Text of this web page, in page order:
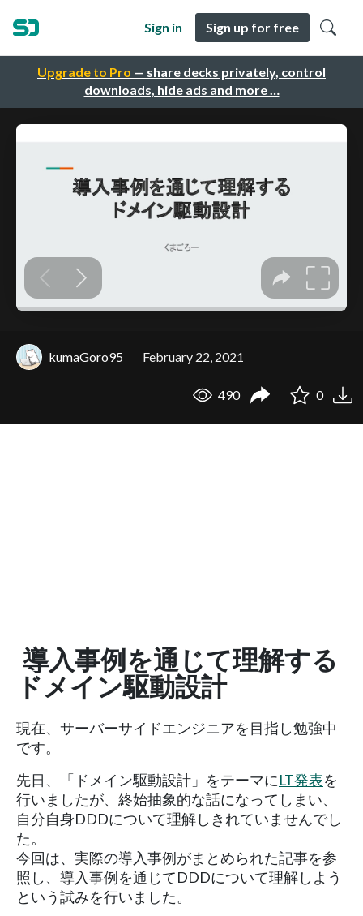
Upgrade to Pro — share decks privately, control
downloads, hide ads and more …
Sign in Sign up for free
kumaGoro95 February 22, 2021
490 0
導入事例を通じて理解する
ドメイン駆動設計
現在、サーバーサイドエンジニアを目指し勉強中
です。
先日、「ドメイン駆動設計」をテーマにLT発表を
行いましたが、終始抽象的な話になってしまい、
自分自身DDDについて理解しきれていませんでし
た。
今回は、実際の導入事例がまとめられた記事を参
照し、導入事例を通じてDDDについて理解しよう
という試みを行いました。